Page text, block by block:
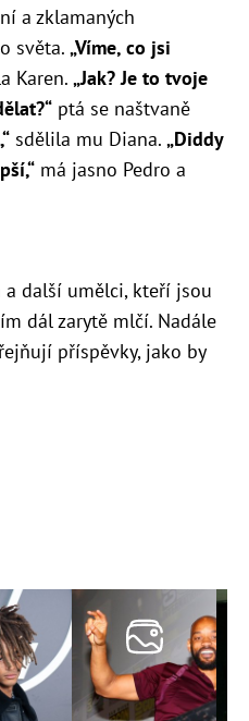
a zklamaných
světa. „Víme, co jsi
Karen. „Jak? Je to tvoje
ptá se naštvaně
sdělila mu Diana. „Diddy
má jasno Pedro a
a další umělci, kteří jsou
dál zarytě mlčí. Nadále
příspěvky, jako by